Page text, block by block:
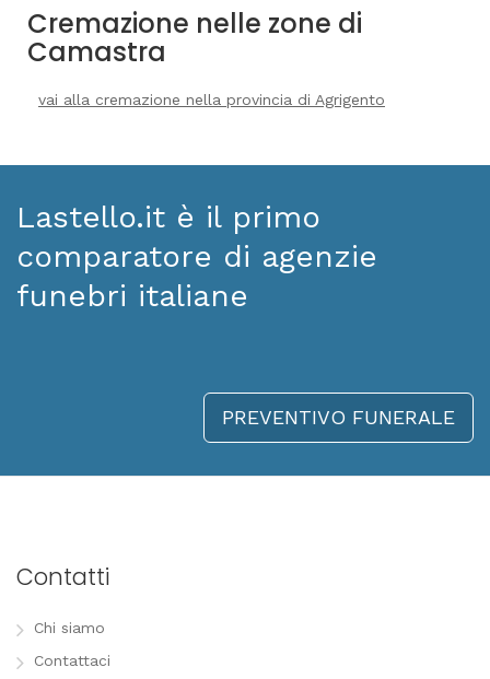
Cremazione nelle zone di
Camastra
vai alla cremazione nella provincia di Agrigento
Lastello.it è il primo
comparatore di agenzie
funebri italiane
PREVENTIVO FUNERALE
Contatti
Chi siamo
Contattaci